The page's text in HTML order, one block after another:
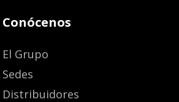
Conócenos
El Grupo
Sedes
Distribuidores